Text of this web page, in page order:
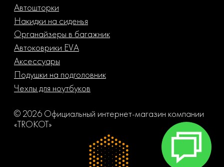
Автошторки
Накидки на сиденья
Органайзеры в багажник
Автоковрики EVA
Аксессуары
Подушки на подголовник
Чехлы для ноутбуков
© 2026 Официальный интернет-магазин компании
«TROKOT»